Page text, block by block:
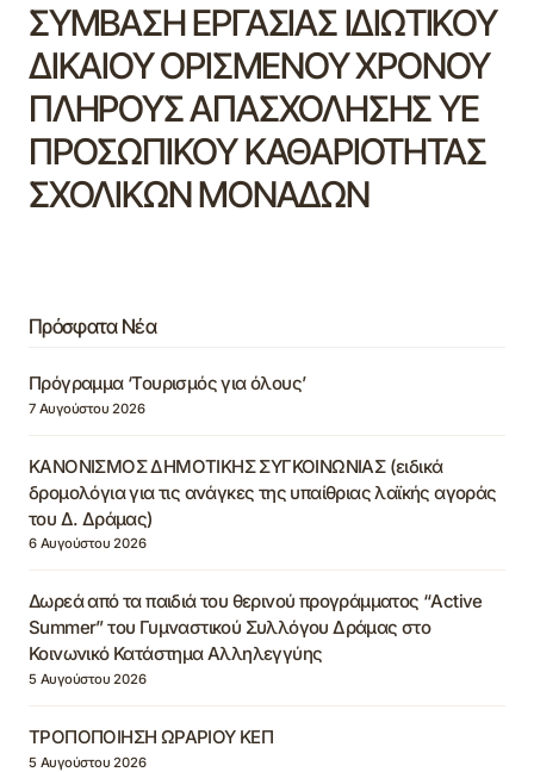
ΣΥΜΒΑΣΗ ΕΡΓΑΣΙΑΣ ΙΔΙΩΤΙΚΟΥ
ΔΙΚΑΙΟΥ ΟΡΙΣΜΕΝΟΥ ΧΡΟΝΟΥ
ΠΛΗΡΟΥΣ ΑΠΑΣΧΟΛΗΣΗΣ ΥΕ
ΠΡΟΣΩΠΙΚΟΥ ΚΑΘΑΡΙΟΤΗΤΑΣ
ΣΧΟΛΙΚΩΝ ΜΟΝΑΔΩΝ
Πρόσφατα Νέα
Πρόγραμμα ‘Τουρισμός για όλους’
7 Αυγούστου 2026
ΚΑΝΟΝΙΣΜΟΣ ΔΗΜΟΤΙΚΗΣ ΣΥΓΚΟΙΝΩΝΙΑΣ (ειδικά
δρομολόγια για τις ανάγκες της υπαίθριας λαϊκής αγοράς
του Δ. Δράμας)
6 Αυγούστου 2026
Δωρεά από τα παιδιά του θερινού προγράμματος “Active
Summer” του Γυμναστικού Συλλόγου Δράμας στο
Κοινωνικό Κατάστημα Αλληλεγγύης
5 Αυγούστου 2026
ΤΡΟΠΟΠΟΙΗΣΗ ΩΡΑΡΙΟΥ ΚΕΠ
5 Αυγούστου 2026